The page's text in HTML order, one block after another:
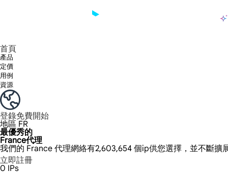
首頁
產品
定價
用例
資源
登錄免費開始
地區 FR
最優秀的
France代理
我們的 France 代理網絡有2,603,654 個ip供您選擇，並不斷擴
立即註冊
0 IPs